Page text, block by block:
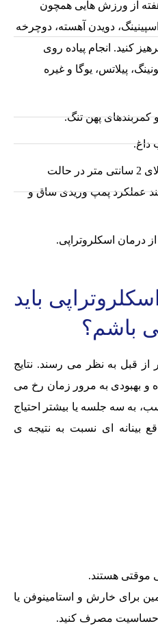
هفته از ورزش هایی همچون
دویدن آهسته، دوچرخه
کنید. انجام پیاده روی
پیلاتس، یوگا و غیره
پهن تنگ.
داغ.
پوشیدن کفش با پاشنه ی بالای 2 سانتی متر در حالت
عملکرد پمپ وریدی ساق و
باید
باشم؟
از قبل به نظر می رسند. نتایج
و بهبودی به مرور زمان رخ می
به سه جلسه یا بیشتر احتیاج
بینانه ای نسبت به نتیجه ی
هستند.
برای خارش و استامینوفن یا
مصرف کنید.